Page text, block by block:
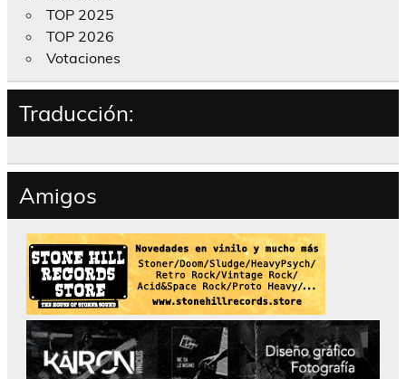
TOP 2025
TOP 2026
Votaciones
Traducción:
Amigos